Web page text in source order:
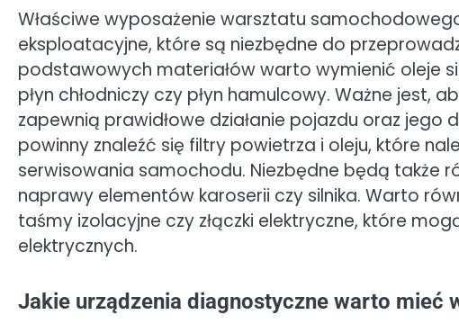
Właściwe wyposażenie warsztatu
eksploatacyjne, które są niezbędne do
podstawowych materiałów warto wymienić oleje
płyn chłodniczy czy płyn hamulcowy. Ważne jest,
zapewnią prawidłowe działanie pojazdu oraz
powinny znaleźć się filtry powietrza i oleju, które
serwisowania samochodu. Niezbędne będą także
naprawy elementów karoserii czy silnika. Warto
taśmy izolacyjne czy złączki elektryczne, które
elektrycznych.
Jakie urządzenia diagnostyczne warto mieć